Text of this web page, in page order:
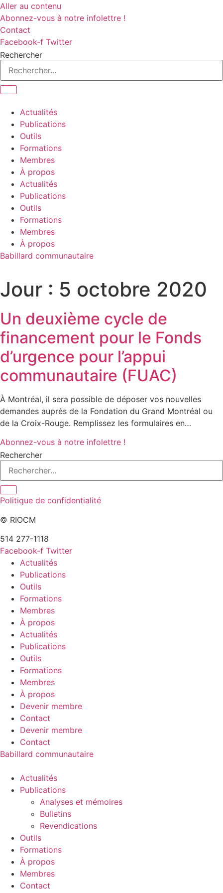
Aller au contenu
Abonnez-vous à notre infolettre !
Contact
Facebook-f Twitter
Rechercher
Actualités
Publications
Outils
Formations
Membres
À propos
Actualités
Publications
Outils
Formations
Membres
À propos
Babillard communautaire
Jour : 5 octobre 2020
Un deuxième cycle de
financement pour le Fonds
d’urgence pour l’appui
communautaire (FUAC)
À Montréal, il sera possible de déposer vos nouvelles
demandes auprès de la Fondation du Grand Montréal ou
de la Croix-Rouge. Remplissez les formulaires en…
Abonnez-vous à notre infolettre !
Rechercher
Politique de confidentialité
© RIOCM
514 277-1118
Facebook-f Twitter
Actualités
Publications
Outils
Formations
Membres
À propos
Actualités
Publications
Outils
Formations
Membres
À propos
Devenir membre
Contact
Devenir membre
Contact
Babillard communautaire
Actualités
Publications
Analyses et mémoires
Bulletins
Revendications
Outils
Formations
À propos
Membres
Contact